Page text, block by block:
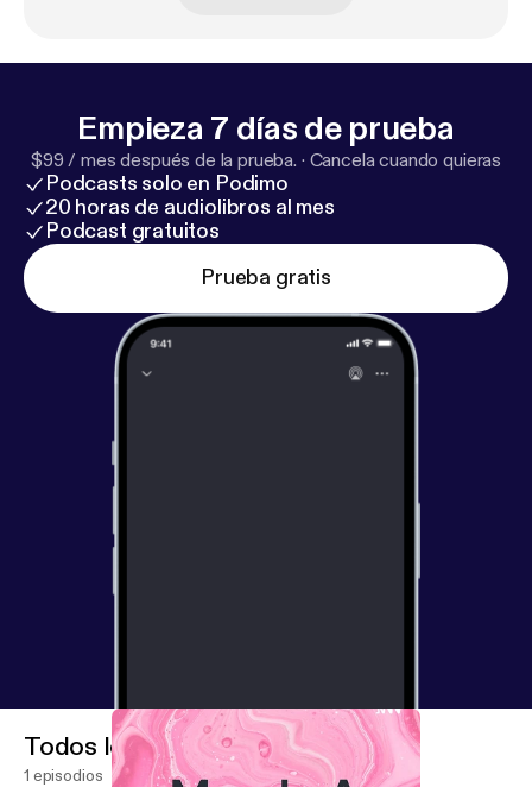
Empieza 7 días de prueba
$99 / mes después de la prueba. · Cancela cuando quieras
Podcasts solo en Podimo
20 horas de audiolibros al mes
Podcast gratuitos
Prueba gratis
Todos los episodios
1 episodios